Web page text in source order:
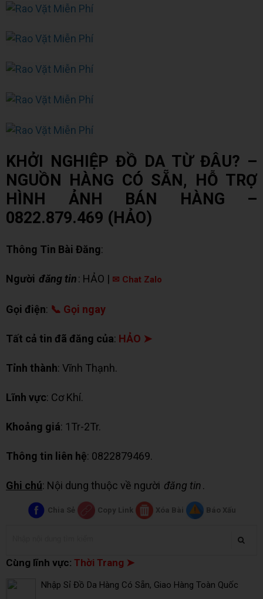
KHỞI NGHIỆP ĐỒ DA TỪ ĐÂU? –
NGUỒN HÀNG CÓ SẴN, HỖ TRỢ
HÌNH ẢNH BÁN HÀNG –
0822.879.469 (HẢO)
Thông Tin Bài Đăng:
Người đăng tin: HẢO | ✉ Chat Zalo
Gọi điện: 📞 Gọi ngay
Tất cả tin đã đăng của: HẢO ➤
Tỉnh thành: Vĩnh Thạnh.
Lĩnh vực: Cơ Khí.
Khoảng giá: 1Tr-2Tr.
Thông tin liên hệ: 0822879469.
Ghi chú: Nội dung thuộc về người đăng tin.
Chia Sẻ Copy Link Xóa Bài Báo Xấu
Cùng lĩnh vực: Thời Trang ➤
Nhập Sỉ Đồ Da Hàng Có Sẵn, Giao Hàng Toàn Quốc